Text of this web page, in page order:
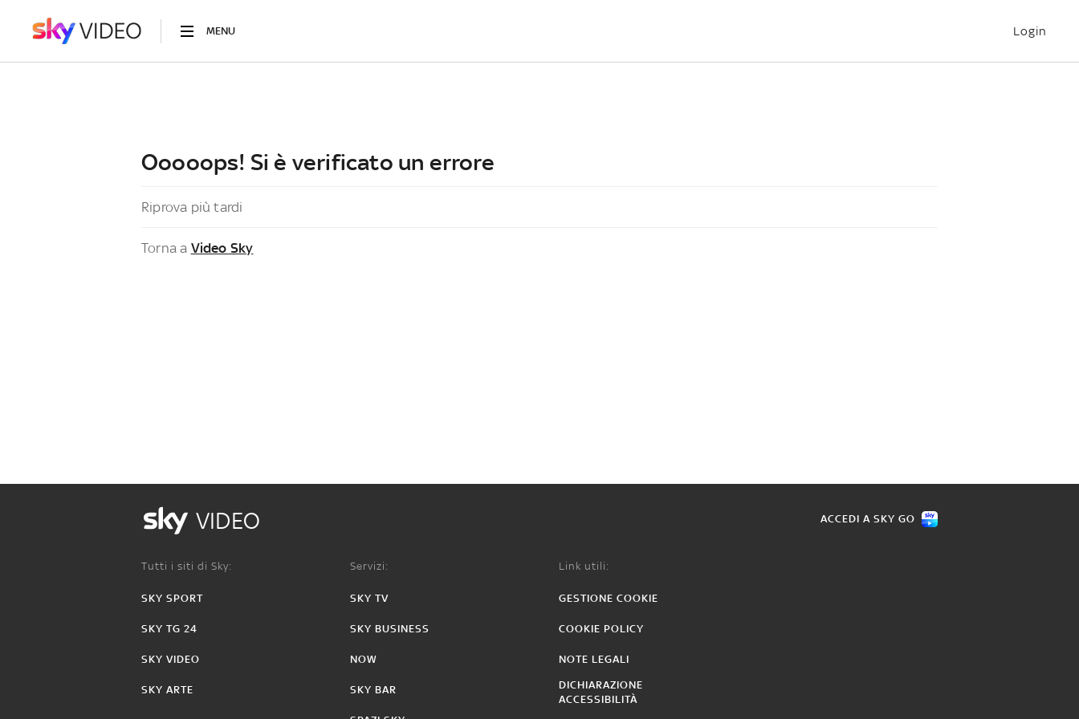
MENU Login
Ooooops! Si è verificato un errore
Riprova più tardi
Torna a Video Sky
VIDEO ACCEDI A SKY GO
Tutti i siti di Sky:
SKY SPORT
SKY TG 24
SKY VIDEO
SKY ARTE
Servizi:
SKY TV
SKY BUSINESS
NOW
SKY BAR
Link utili:
GESTIONE COOKIE
COOKIE POLICY
NOTE LEGALI
DICHIARAZIONE
ACCESSIBILITÀ